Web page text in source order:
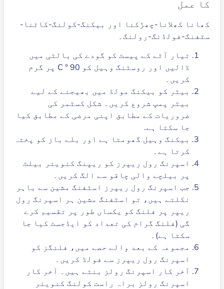
کا عمل
کھانا کھلانا-چھڑکنا اور بیکنگ-کولنگ-کاٹنا-
سٹفنگ-فولڈنگ-رولنگ۔
تیار آٹے کے پیسٹ کو گودے کی بالٹی میں
ڈالیں اور روسٹنگ وہیل کو 90 ° C پر گرم
کریں۔
بیٹر کو بیکنگ مولڈ میں بھیجنے کے لیے
بیٹر پمپ شروع کریں۔ شکل کسٹمر کی
ضروریات کے مطابق اپنی مرضی کے مطابق کیا
جا سکتا ہے.
بیکنگ وہیل گھومتا ہے اور بلے باز کو پختہ
کرتا ہے۔
اسپرنگ رول ریپرز کو ریپنگ کنویئر بیلٹ
پر بیلچے والی چاقو سے الگ کریں۔
جب اسپرنگ رول ریپرز اسٹفنگ مشین سے باہر
نکلتے ہیں، تو اسٹفنگ مشین ہر اسپرنگ رول
ریپر پر فلنگ کو یکساں طور پر تقسیم کرے
گی (فلنگ گرام کی تعداد کو ایڈجسٹ کیا جا
سکتا ہے)۔
مجموعہ کے بعد والے حصے میں، فلنگز کو
اسپرنگ رول ریپرز سے فولڈ کریں۔
آخر کار اسپرنگ رولز بنتے ہیں۔ آخر کار
اسپرنگ رولز براہ راست کولنگ کنویئر